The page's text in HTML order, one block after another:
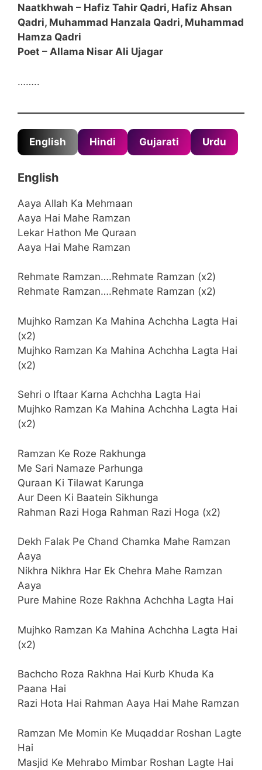
Naatkhwah – Hafiz Tahir Qadri, Hafiz Ahsan
Qadri, Muhammad Hanzala Qadri, Muhammad
Hamza Qadri
Poet – Allama Nisar Ali Ujagar
……..
English Hindi Gujarati Urdu
English
Aaya Allah Ka Mehmaan
Aaya Hai Mahe Ramzan
Lekar Hathon Me Quraan
Aaya Hai Mahe Ramzan
Rehmate Ramzan….Rehmate Ramzan (x2)
Rehmate Ramzan….Rehmate Ramzan (x2)
Mujhko Ramzan Ka Mahina Achchha Lagta Hai
(x2)
Mujhko Ramzan Ka Mahina Achchha Lagta Hai
(x2)
Sehri o Iftaar Karna Achchha Lagta Hai
Mujhko Ramzan Ka Mahina Achchha Lagta Hai
(x2)
Ramzan Ke Roze Rakhunga
Me Sari Namaze Parhunga
Quraan Ki Tilawat Karunga
Aur Deen Ki Baatein Sikhunga
Rahman Razi Hoga Rahman Razi Hoga (x2)
Dekh Falak Pe Chand Chamka Mahe Ramzan
Aaya
Nikhra Nikhra Har Ek Chehra Mahe Ramzan
Aaya
Pure Mahine Roze Rakhna Achchha Lagta Hai
Mujhko Ramzan Ka Mahina Achchha Lagta Hai
(x2)
Bachcho Roza Rakhna Hai Kurb Khuda Ka
Paana Hai
Razi Hota Hai Rahman Aaya Hai Mahe Ramzan
Ramzan Me Momin Ke Muqaddar Roshan Lagte
Hai
Masjid Ke Mehrabo Mimbar Roshan Lagte Hai